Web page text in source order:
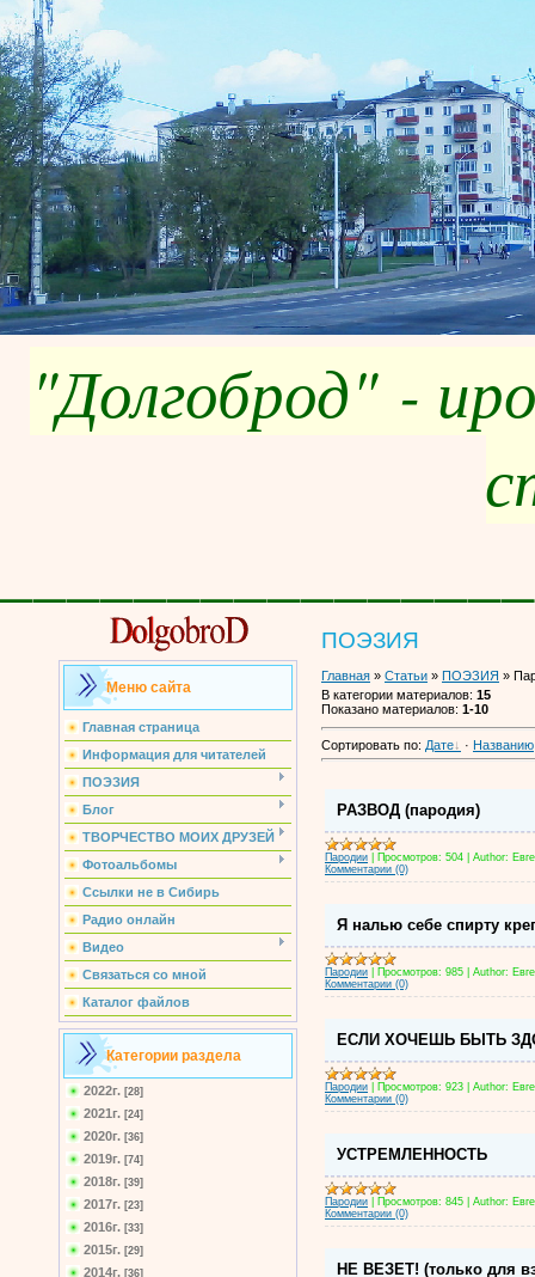
"Долгоброд" -
Меню сайта
Главная страница
Информация для читателей
ПОЭЗИЯ
Блог
ТВОРЧЕСТВО МОИХ ДРУЗЕЙ
Фотоальбомы
Ссылки не в Сибирь
Радио онлайн
Видео
Связаться со мной
Каталог файлов
Категории раздела
2022г. [28]
2021г. [24]
2020г. [36]
2019г. [74]
2018г. [39]
2017г. [23]
2016г. [33]
2015г. [29]
2014г. [36]
ПОЭЗИЯ
Главная » Статьи » ПОЭЗИЯ »
В категории материалов: 15
Показано материалов: 1-10
Сортировать по: Дате · Названию
РАЗВОД (пародия)
Пародии Просмотров: 504 Author:
Комментарии (0)
Я налью себе спирту
Пародии Просмотров: 985 Author:
Комментарии (0)
ЕСЛИ ХОЧЕШЬ БЫТЬ
Пародии Просмотров: 923 Author:
Комментарии (0)
УСТРЕМЛЕННОСТЬ
Пародии Просмотров: 845 Author:
Комментарии (0)
НЕ ВЕЗЕТ! (только для